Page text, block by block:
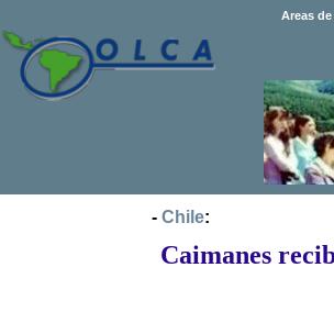
Areas
- Chile:
Caimanes